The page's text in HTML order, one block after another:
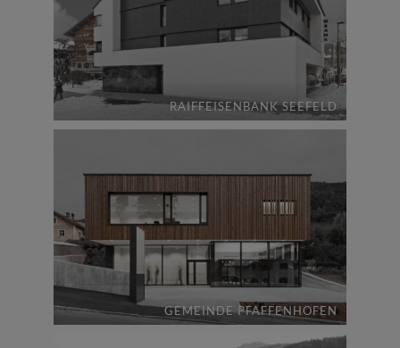
RAIFFEISENBANK SEEFELD
GEMEINDE PFAFFENHOFEN